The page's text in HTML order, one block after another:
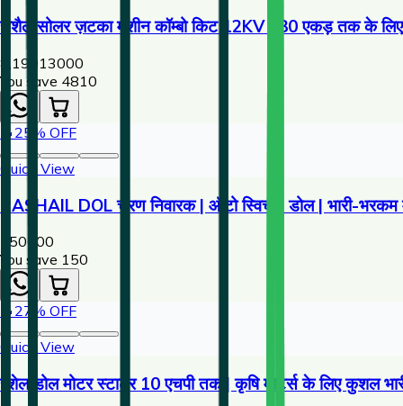
राशैल सोलर ज़टका मशीन कॉम्बो किट 12KV | 30 एकड़ तक के
8,19013000
You save ₹ 4810
🔥 25 % OFF
Quick View
RASHAIL DOL चरण निवारक | ऑटो स्विच - डोल | भारी-भरकम
450600
You save ₹ 150
🔥 27 % OFF
Quick View
रशेल डोल मोटर स्टार्टर 10 एचपी तक | कृषि मोटर्स के लिए कुशल